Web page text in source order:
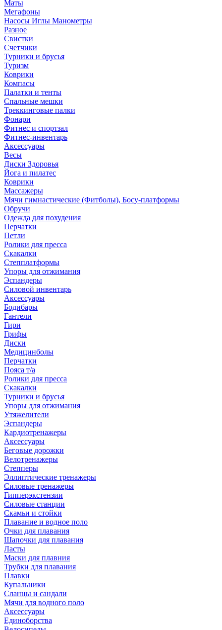
Маты
Мегафоны
Насосы Иглы Манометры
Разное
Свистки
Счетчики
Турники и брусья
Туризм
Коврики
Компасы
Палатки и тенты
Спальные мешки
Треккинговые палки
Фонари
Фитнес и спортзал
Фитнес-инвентарь
Аксессуары
Весы
Диски Здоровья
Йога и пилатес
Коврики
Массажеры
Мячи гимнастические (Фитболы), Босу-платформы
Обручи
Одежда для похудения
Перчатки
Петли
Ролики для пресса
Скакалки
Степплатформы
Упоры для отжимания
Эспандеры
Силовой инвентарь
Аксессуары
Бодибары
Гантели
Гири
Грифы
Диски
Медицинболы
Перчатки
Пояса т/а
Ролики для пресса
Скакалки
Турники и брусья
Упоры для отжимания
Утяжелители
Эспандеры
Кардиотренажеры
Аксессуары
Беговые дорожки
Велотренажеры
Степперы
Эллиптические тренажеры
Силовые тренажеры
Гипперэкстензии
Силовые станции
Скамьи и стойки
Плавание и водное поло
Очки для плавания
Шапочки для плавания
Ласты
Маски для плавния
Трубки для плавания
Плавки
Купальники
Сланцы и сандали
Мячи для водного поло
Аксессуары
Единоборства